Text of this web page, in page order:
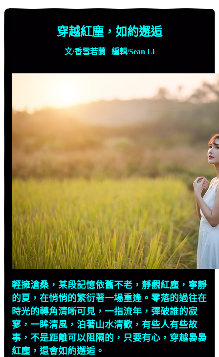
穿越紅塵，如約邂逅
文/香雪若蘭 編輯/Sean Li
輕擁滄桑，某段記憶依舊不老，靜觀紅塵，寧靜
的夏，在悄悄的繁衍著一場重逢。零落的過往在
時光的轉角清晰可見，一指流年，彈破誰的寂
寥，一眸清風，泊著山水清歡，有些人有些故
事，不是距離可以阻隔的，只要有心，穿越裊裊
紅塵，還會如約邂逅。